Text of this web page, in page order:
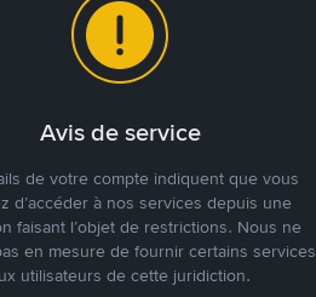
Avis de service
de votre compte indiquent que vous
d’accéder à nos services depuis une
faisant l’objet de restrictions. Nous ne
en mesure de fournir certains services
utilisateurs de cette juridiction.